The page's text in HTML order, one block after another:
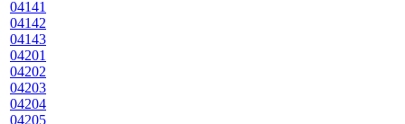
04141
04142
04143
04201
04202
04203
04204
04205